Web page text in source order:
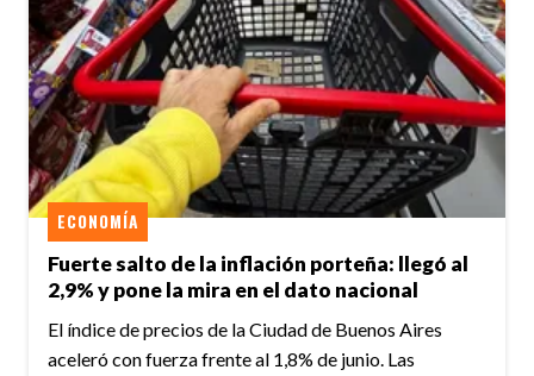
Fuerte salto de la inflación porteña: llegó al
2,9% y pone la mira en el dato nacional
ECONOMÍA
El índice de precios de la Ciudad de Buenos Aires
aceleró con fuerza frente al 1,8% de junio. Las